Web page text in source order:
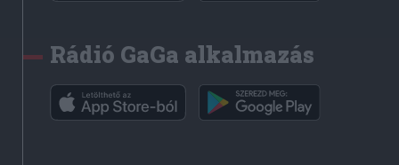
Rádió GaGa alkalmazás